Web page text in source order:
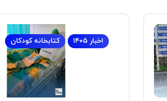
اخبار ۱۴۰۵ کتابخانه کودکان